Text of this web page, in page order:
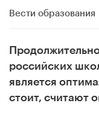
Вести образования
российских
является
стоит, считают